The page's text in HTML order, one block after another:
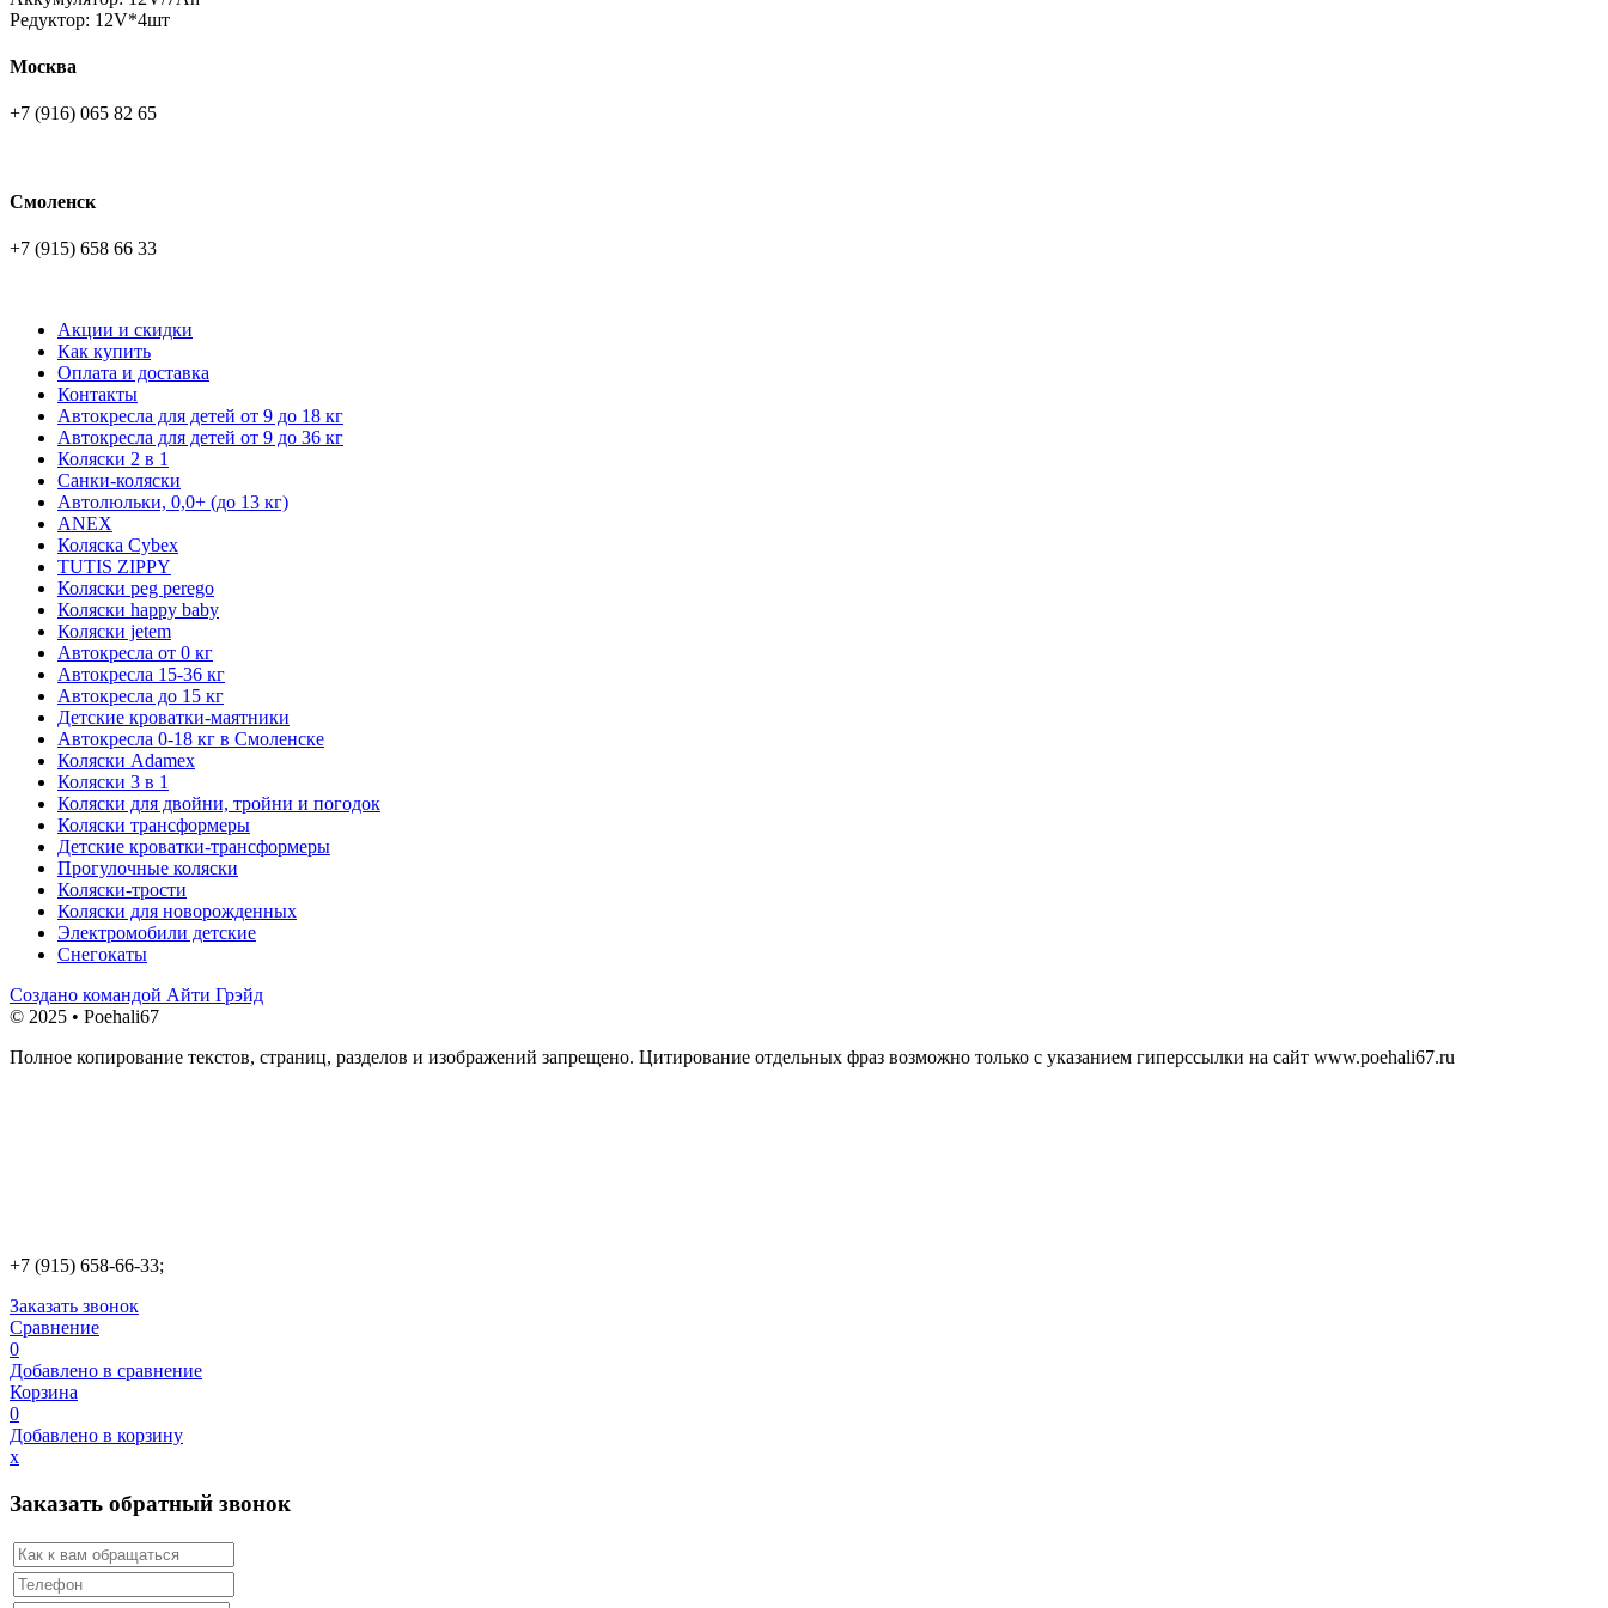
Редуктор: 12V*4шт
Москва
+7 (916) 065 82 65
Смоленск
+7 (915) 658 66 33
Акции и скидки
Как купить
Оплата и доставка
Контакты
Автокресла для детей от 9 до 18 кг
Автокресла для детей от 9 до 36 кг
Коляски 2 в 1
Санки-коляски
Автолюльки, 0,0+ (до 13 кг)
ANEX
Коляска Cybex
TUTIS ZIPPY
Коляски peg perego
Коляски happy baby
Коляски jetem
Автокресла от 0 кг
Автокресла 15-36 кг
Автокресла до 15 кг
Детские кроватки-маятники
Автокресла 0-18 кг в Смоленске
Коляски Adamex
Коляски 3 в 1
Коляски для двойни, тройни и погодок
Коляски трансформеры
Детские кроватки-трансформеры
Прогулочные коляски
Коляски-трости
Коляски для новорожденных
Электромобили детские
Снегокаты
Создано командой Айти Грэйд
© 2025 • Poehali67
Полное копирование текстов, страниц, разделов и изображений запрещено. Цитирование отдельных фраз возможно только с указанием гиперссылки на сайт www.poehali67.ru
+7 (915) 658-66-33;
Заказать звонок
Сравнение
0
Добавлено в сравнение
Корзина
0
Добавлено в корзину
х
Заказать обратный звонок